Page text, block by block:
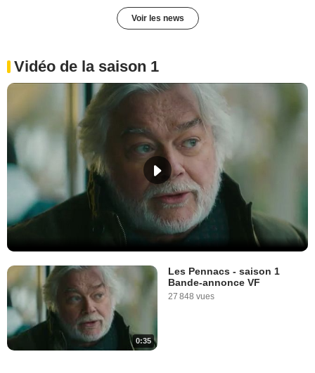
Voir les news
Vidéo de la saison 1
0:35
Les Pennacs - saison 1
Bande-annonce VF
27 848 vues